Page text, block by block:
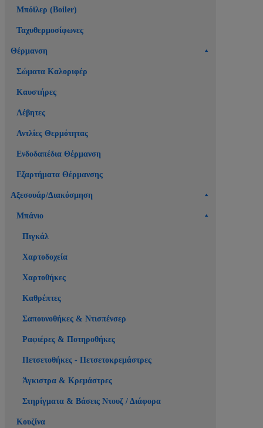
Μπόϊλερ (Boiler)
Ταχυθερμοσίφωνες
Θέρμανση
Σώματα Καλοριφέρ
Καυστήρες
Λέβητες
Αντλίες Θερμότητας
Ενδοδαπέδια Θέρμανση
Εξαρτήματα Θέρμανσης
Αξεσουάρ/Διακόσμηση
Μπάνιο
Πιγκάλ
Χαρτοδοχεία
Χαρτοθήκες
Καθρέπτες
Σαπουνοθήκες & Ντισπένσερ
Ραφιέρες & Ποτηροθήκες
Πετσετοθήκες - Πετσετοκρεμάστρες
Άγκιστρα & Κρεμάστρες
Στηρίγματα & Βάσεις Ντουζ / Διάφορα
Κουζίνα